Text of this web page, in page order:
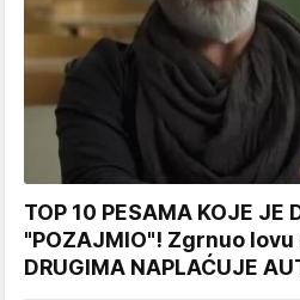
TOP 10 PESAMA KOJE JE
"POZAJMIO"! Zgrnuo
DRUGIMA NAPLAĆUJE